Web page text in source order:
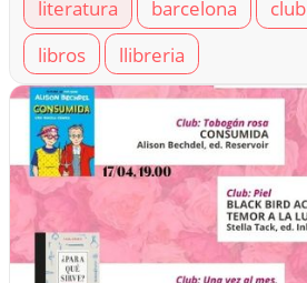
literatura
barcelona club
libros
llibreria